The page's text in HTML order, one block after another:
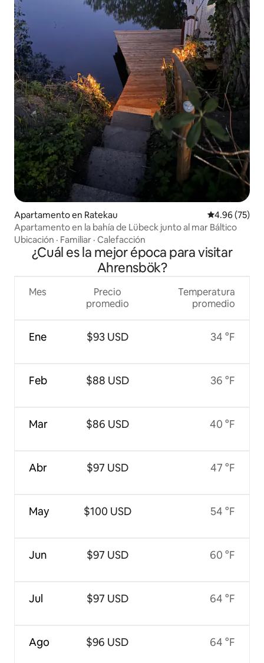
Apartamento en Ratekau Calificación
4.96 (75)
Apartamento en la bahía de Lübeck junto al mar Báltico
Ubicación · Familiar · Calefacción
¿Cuál es la mejor época para visitar
Ahrensbök?
Mes
Ene
Feb
Mar
Abr
May
Jun
Jul
Ago
Precio
promedio
$93 USD
$88 USD
$86 USD
$97 USD
$100 USD
$97 USD
$97 USD
$96 USD
Temperatura
promedio
34 °F
36 °F
40 °F
47 °F
54 °F
60 °F
64 °F
64 °F